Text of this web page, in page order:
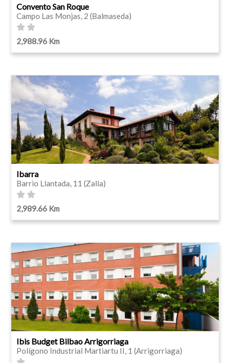
Convento San Roque
Campo Las Monjas, 2 (Balmaseda)
2,988.96 Km
Ibarra
Barrio Llantada, 11 (Zalla)
2,989.66 Km
Ibis Budget Bilbao Arrigorriaga
Polígono Industrial Martiartu II, 1 (Arrigorriaga)